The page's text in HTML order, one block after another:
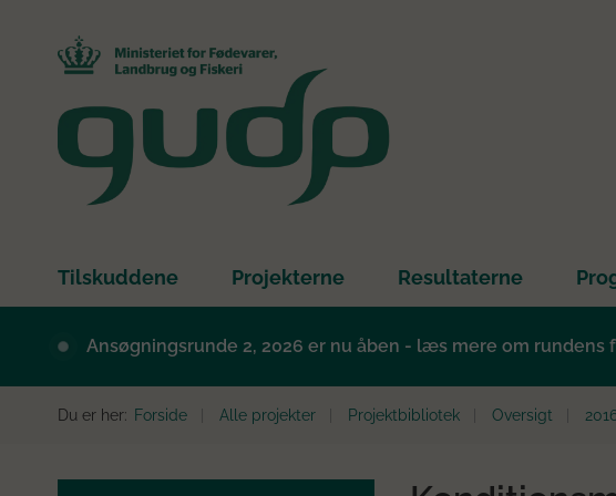
Tilskuddene Projekterne Resultaterne
Ansøgningsrunde 2, 2026 er nu åben - læs mere om rundens
Du er her: Forside Alle projekter Projektbibliotek Oversigt